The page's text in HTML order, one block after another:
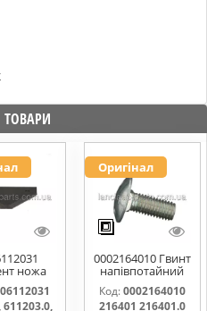
ТОВАРИ
ножа
611203.0,
Оригінал
0002164010 Гвинт
напівпотайний
М10х25х20
216401 216401.0
Код:0002164010
216401 216401.0